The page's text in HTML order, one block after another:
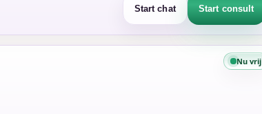
Start chat Start consult
Nu vrij